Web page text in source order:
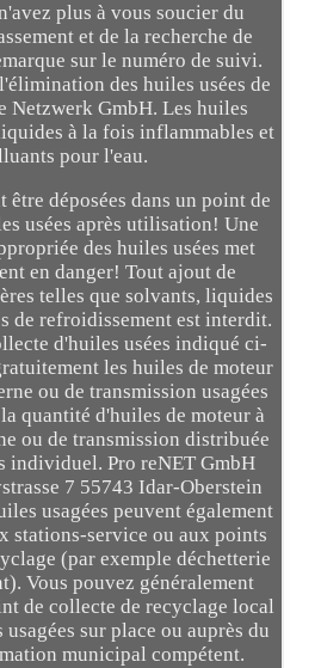
plus à vous soucier du
et de la recherche de
sur le numéro de suivi.
des huiles usées de
Netzwerk GmbH. Les huiles
à la fois inflammables et
pour l'eau.
être déposées dans un point de
usées après utilisation! Une
des huiles usées met
en danger! Tout ajout de
telles que solvants, liquides
de refroidissement est interdit.
d'huiles usées indiqué ci-
les huiles de moteur
ou de transmission usagées
quantité d'huiles de moteur à
ou de transmission distribuée
individuel. Pro reNET GmbH
7 55743 Idar-Oberstein
usagées peuvent également
stations-service ou aux points
(par exemple déchetterie
Vous pouvez généralement
de collecte de recyclage local
sur place ou auprès du
municipal compétent.